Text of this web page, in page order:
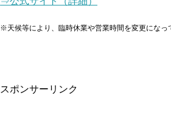
※天候等により、臨時休業や営業時間を変更になっ
スポンサーリンク